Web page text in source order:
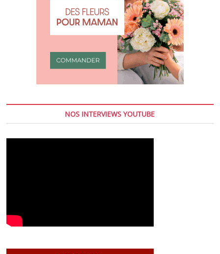
NOS INTERVIEWS YOUTUBE